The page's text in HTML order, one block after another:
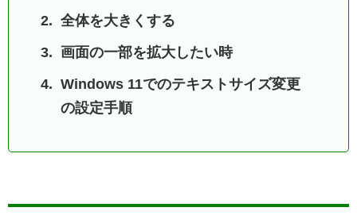
全体を大きくする
画面の一部を拡大したい時
Windows 11でのテキストサイズ変更
の設定手順